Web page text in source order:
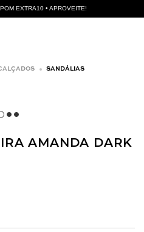
EXTRA10 • APROVEITE!
SANDÁLIAS
AMANDA DARK